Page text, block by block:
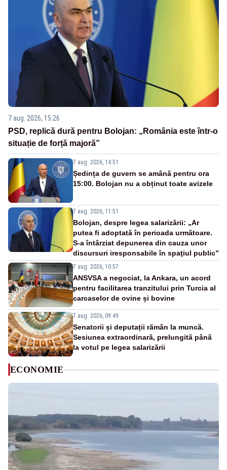
7 aug. 2026, 15:26
PSD, replică dură pentru Bolojan: „România este într-o
situație de forță majoră”
7 aug. 2026, 14:51
Ședința de guvern se amână pentru ora
15:00. Bolojan nu a obținut toate avizele
7 aug. 2026, 11:51
Bolojan, despre legea salarizării: „Ar
putea fi adoptată în perioada următoare.
S-a întârziat depunerea din cauza unor
discursuri iresponsabile în spaţiul public”
7 aug. 2026, 10:57
ANSVSA a negociat, la Ankara, un acord
pentru facilitarea tranzitului prin Turcia al
carcaselor de ovine și bovine
7 aug. 2026, 09:49
Senatorii și deputații rămân la muncă.
Sesiunea extraordinară, prelungită până
la votul pe legea salarizării
ECONOMIE